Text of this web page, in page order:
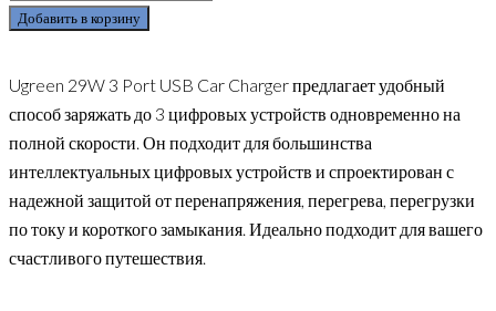
Добавить в корзину
Ugreen 29W 3 Port USB Car Charger предлагает удобный
способ заряжать до 3 цифровых устройств одновременно на
полной скорости. Он подходит для большинства
интеллектуальных цифровых устройств и спроектирован с
надежной защитой от перенапряжения, перегрева, перегрузки
по току и короткого замыкания. Идеально подходит для вашего
счастливого путешествия.